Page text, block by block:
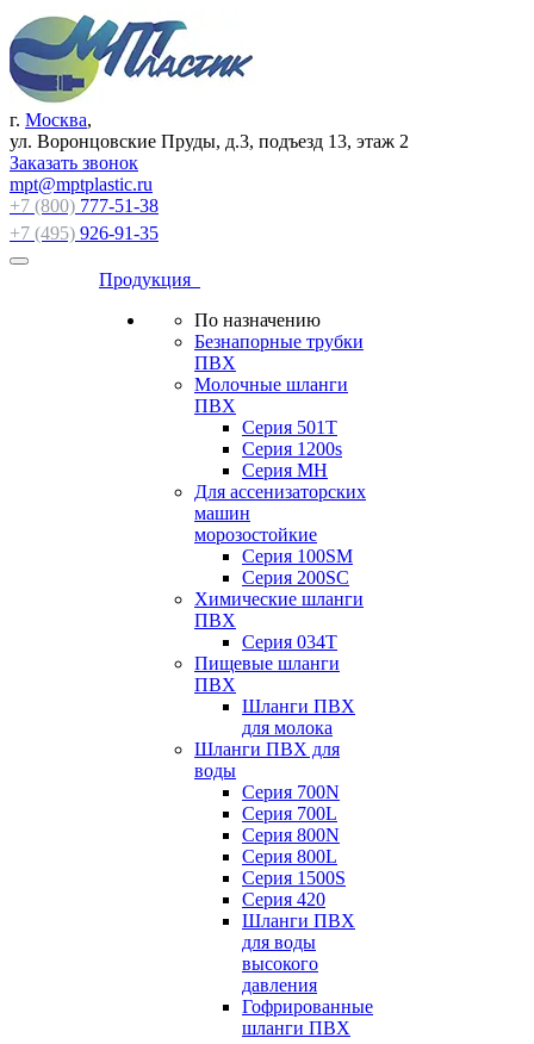
г. Москва,
ул. Воронцовские Пруды, д.3, подъезд 13, этаж 2
Заказать звонок
mpt@mptplastic.ru
+7 (800) 777-51-38
+7 (495) 926-91-35
Продукция
По назначению
Безнапорные трубки
ПВХ
Молочные шланги
ПВХ
Серия 501T
Серия 1200s
Серия МН
Для ассенизаторских
машин
морозостойкие
Серия 100SM
Серия 200SС
Химические шланги
ПВХ
Серия 034Т
Пищевые шланги
ПВХ
Шланги ПВХ
для молока
Шланги ПВХ для
воды
Серия 700N
Серия 700L
Серия 800N
Серия 800L
Серия 1500S
Серия 420
Шланги ПВХ
для воды
высокого
давления
Гофрированные
шланги ПВХ